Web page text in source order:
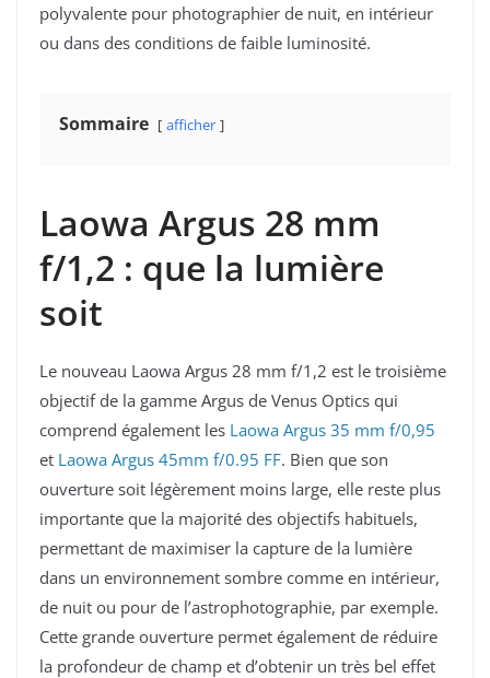
polyvalente pour photographier de nuit, en intérieur
ou dans des conditions de faible luminosité.
Sommaire afficher
Laowa Argus 28 mm
f/1,2 : que la lumière
soit
Le nouveau Laowa Argus 28 mm f/1,2 est le troisième
objectif de la gamme Argus de Venus Optics qui
comprend également les Laowa Argus 35 mm f/0,95
et Laowa Argus 45mm f/0.95 FF. Bien que son
ouverture soit légèrement moins large, elle reste plus
importante que la majorité des objectifs habituels,
permettant de maximiser la capture de la lumière
dans un environnement sombre comme en intérieur,
de nuit ou pour de l’astrophotographie, par exemple.
Cette grande ouverture permet également de réduire
la profondeur de champ et d’obtenir un très bel effet